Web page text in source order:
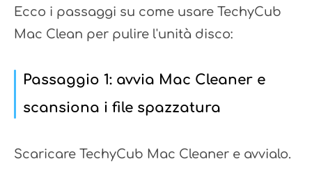
Ecco i passaggi su come usare TechyCub
Mac Clean per pulire l'unità disco:
Passaggio 1: avvia Mac Cleaner e
scansiona i file spazzatura
Scaricare TechyCub Mac Cleaner e avvialo.